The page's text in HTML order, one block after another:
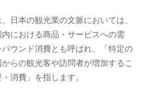
日本の観光業の文脈においては、
内における商品・サービスへの需
ウンド消費とも呼ばれ、「特定の
らの観光客や訪問者が増加するこ
消費」を指します。